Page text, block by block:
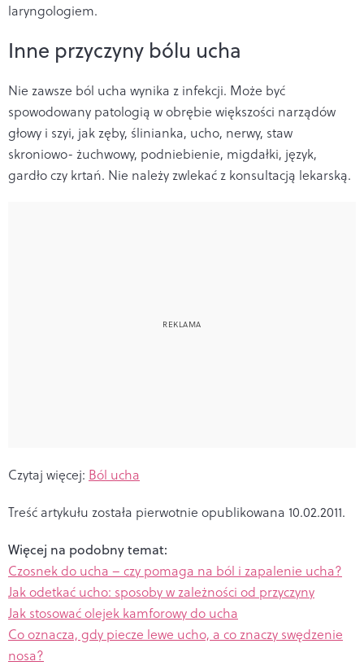
laryngologiem.
Inne przyczyny bólu ucha
Nie zawsze ból ucha wynika z infekcji. Może być
spowodowany patologią w obrębie większości narządów
głowy i szyi, jak zęby, ślinianka, ucho, nerwy, staw
skroniowo- żuchwowy, podniebienie, migdałki, język,
gardło czy krtań. Nie należy zwlekać z konsultacją lekarską.
Czytaj więcej: Ból ucha
Treść artykułu została pierwotnie opublikowana 10.02.2011.
Więcej na podobny temat:
Czosnek do ucha – czy pomaga na ból i zapalenie ucha?
Jak odetkać ucho: sposoby w zależności od przyczyny
Jak stosować olejek kamforowy do ucha
Co oznacza, gdy piecze lewe ucho, a co znaczy swędzenie
nosa?